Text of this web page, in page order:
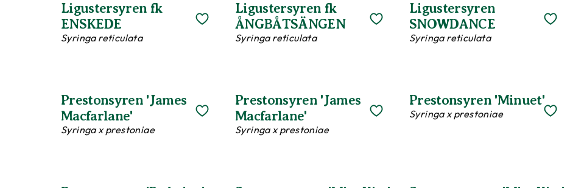
Ligustersyren fk
ENSKEDE
Syringa reticulata
Ligustersyren fk
ÅNGBÅTSÄNGEN
Syringa reticulata
Ligustersyren
SNOWDANCE
Syringa reticulata
Prestonsyren 'James
Macfarlane'
Syringa x prestoniae
Prestonsyren 'James
Macfarlane'
Syringa x prestoniae
Prestonsyren 'Minuet'
Syringa x prestoniae